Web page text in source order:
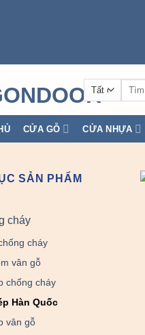
Tìm
CỬA GỖ CỬA NHỰA
SẢN PHẨM
cháy
cháy
vân gỗ
chống cháy
Hàn Quốc
vân gỗ